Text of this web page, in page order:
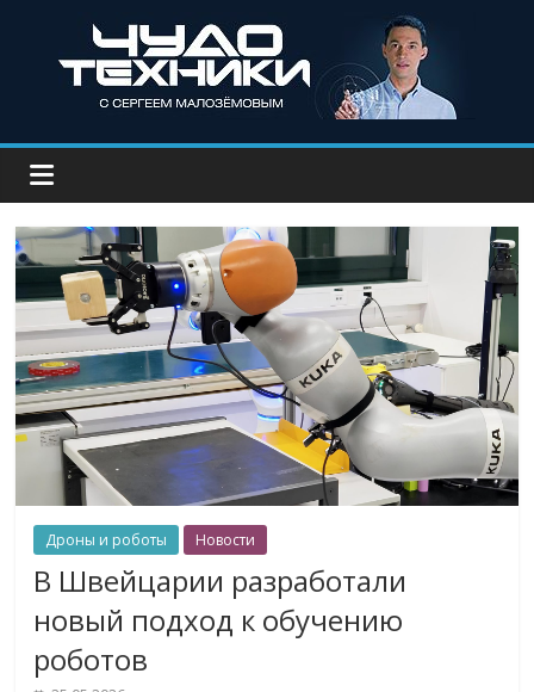
Дроны и роботы Новости
В Швейцарии разработали
новый подход к обучению
роботов